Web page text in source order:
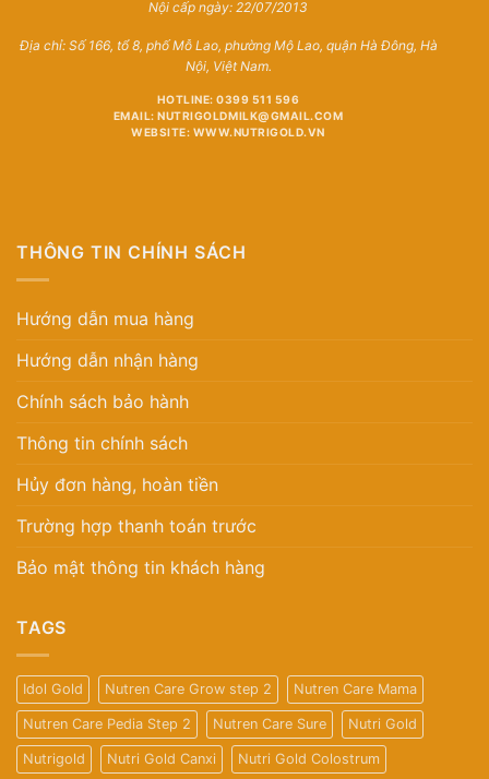
Nội cấp ngày: 22/07/2013
Địa chỉ: Số 166, tổ 8, phố Mỗ Lao, phường Mộ Lao, quận Hà Đông, Hà
Nội, Việt Nam.
HOTLINE: 0399 511 596
EMAIL: NUTRIGOLDMILK@GMAIL.COM
WEBSITE: WWW.NUTRIGOLD.VN
THÔNG TIN CHÍNH SÁCH
Hướng dẫn mua hàng
Hướng dẫn nhận hàng
Chính sách bảo hành
Thông tin chính sách
Hủy đơn hàng, hoàn tiền
Trường hợp thanh toán trước
Bảo mật thông tin khách hàng
TAGS
Idol Gold Nutren Care Grow step 2 Nutren Care Mama
Nutren Care Pedia Step 2 Nutren Care Sure Nutri Gold
Nutrigold Nutri Gold Canxi Nutri Gold Colostrum